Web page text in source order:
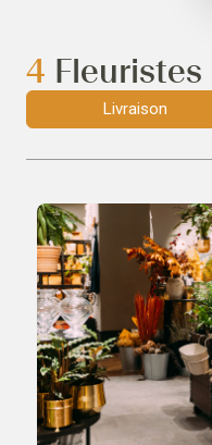
4 Fleuristes
Livraison